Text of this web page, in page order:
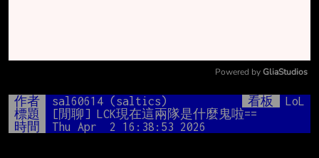
Mute
Powered by GliaStudios
作者 sal60614 (saltics) 看板
LoL
標題
[閒聊] LCK現在這兩隊是什麼鬼啦==
時間
Thu Apr  2 16:38:53 2026